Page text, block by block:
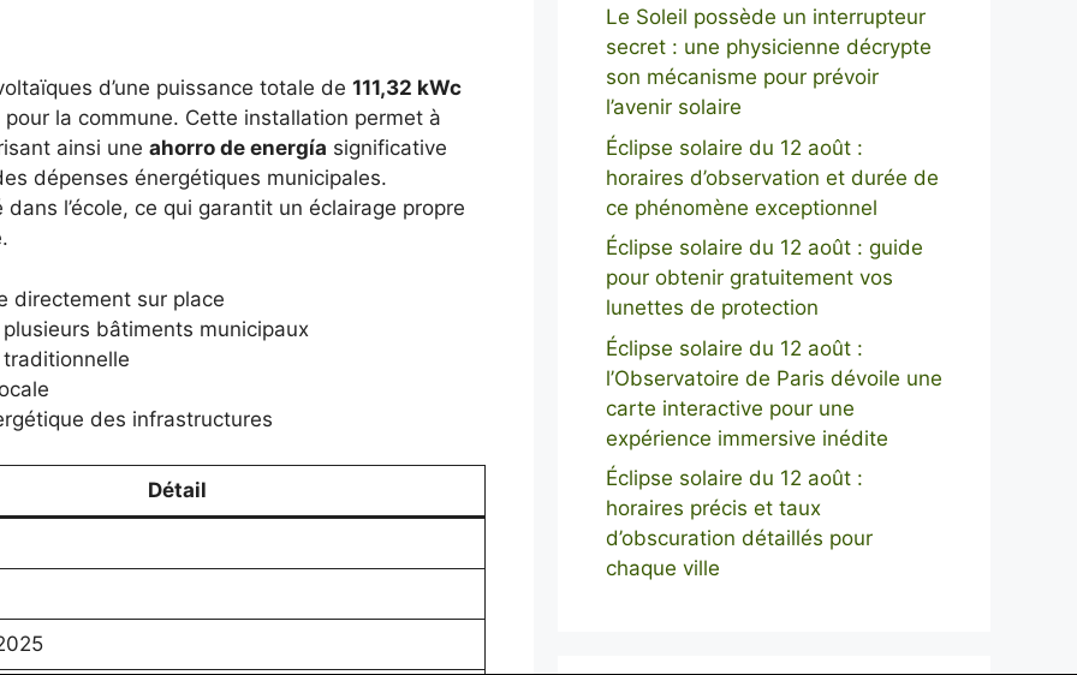
d’une puissance totale de 111,32 kWc
la commune. Cette installation permet à
ainsi une ahorro de energía significative
dépenses énergétiques municipales.
l’école, ce qui garantit un éclairage propre
directement sur place
bâtiments municipaux
traditionnelle
des infrastructures
Détail
Le Soleil possède un interrupteur
secret : une physicienne décrypte
son mécanisme pour prévoir
l’avenir solaire
Éclipse solaire du 12 août :
horaires d’observation et durée de
ce phénomène exceptionnel
Éclipse solaire du 12 août : guide
pour obtenir gratuitement vos
lunettes de protection
Éclipse solaire du 12 août :
l’Observatoire de Paris dévoile une
carte interactive pour une
expérience immersive inédite
Éclipse solaire du 12 août :
horaires précis et taux
d’obscuration détaillés pour
chaque ville